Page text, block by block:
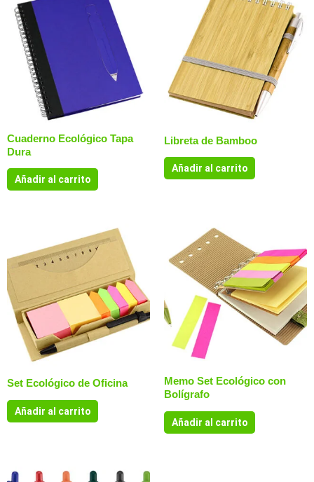
Cuaderno Ecológico Tapa
Dura
Añadir al carrito
Libreta de Bamboo
Añadir al carrito
Set Ecológico de Oficina
Añadir al carrito
Memo Set Ecológico con
Bolígrafo
Añadir al carrito